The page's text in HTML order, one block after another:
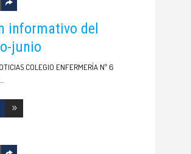
informativo del
junio
COLEGIO ENFERMERÍA Nº 6